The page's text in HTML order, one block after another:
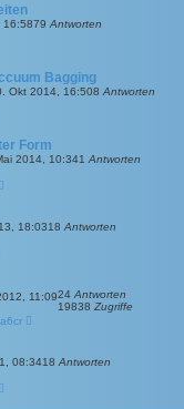
16:5879 Antworten
Bagging
Okt 2014, 16:508 Antworten
Form
2014, 10:341 Antworten
18:0318 Antworten
11:0924 Antworten
19838 Zugriffe
08:3418 Antworten